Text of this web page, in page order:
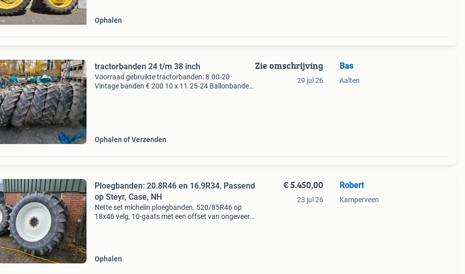
Ophalen
tractorbanden 24 t/m 38 inch
Voorraad gebruikte tractorbanden: 8.00-20
Vintage banden € 200 10 x 11.25-24 Ballonbanden
Ophalen of Verzenden
Zie omschrijving
29 jul 26
Bas
Aalten
Ploegbanden: 20.8R46 en 16.9R34. Passend
op Steyr, Case, NH
Nette set michelin ploegbanden. 520/85R46 op
18x46 velg, 10-gaats met een offset van ongeveer
Ophalen
€ 5.450,00
23 jul 26
Robert
Kamperveen